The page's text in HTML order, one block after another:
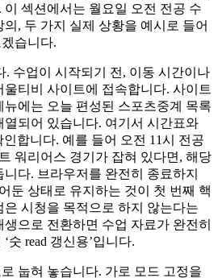
섹션에서는 월요일 오전 전공 수
, 두 가지 실제 상황을 예시로 들어
습니다.
. 수업이 시작되기 전, 이동 시간이나
티비 사이트에 접속합니다. 사이트
에는 오늘 편성된 스포츠중계 목록
열되어 있습니다. 여기서 시간표와
합니다. 예를 들어 오전 11시 전공
워리어스 경기가 잡혀 있다면, 해당
다. 브라우저를 완전히 종료하지
둔 상태로 유지하는 것이 첫 번째 핵
시청을 목적으로 하지 않는다는
으로 전환하면 수업 자료가 완전히
숫 read 갱신용’입니다.
눕혀 놓습니다. 가로 모드 고정을